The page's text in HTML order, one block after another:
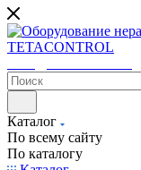
Каталог
По всему сайту
По каталогу